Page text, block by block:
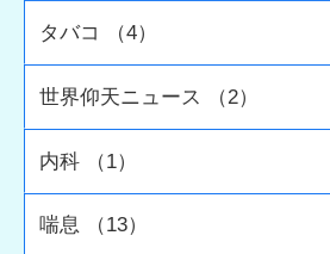
タバコ （4）
世界仰天ニュース （2）
内科 （1）
喘息 （13）